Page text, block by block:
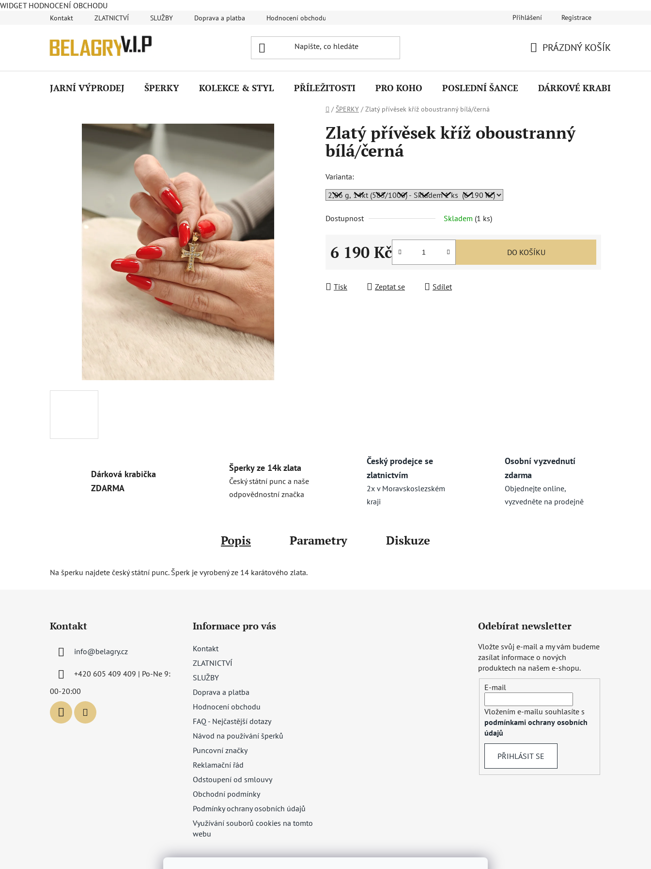
WIDGET HODNOCENÍ OBCHODU
Kontakt ZLATNICTVÍ SLUŽBY Doprava a platba Hodnocení obchodu Návod na používání šperků Puncovní značky
Přihlášení Registrace
KOŠÍK
PRÁZDNÝ KOŠÍK
JARNÍ VÝPRODEJ ŠPERKY KOLEKCE & STYL PŘÍLEŽITOSTI PRO KOHO POSLEDNÍ ŠANCE DÁRKOVÉ KRABIČKY
Domů
/ ŠPERKY / Zlatý přívěsek kříž oboustranný bílá/černá
Zlatý přívěsek kříž oboustranný
bílá/černá
Varianta:
Dostupnost Skladem (1 ks)
6 190 Kč DO KOŠÍKU
Tisk Zeptat se Sdílet
Dárková krabička
ZDARMA
Šperky ze 14k zlata
Český státní punc a naše
odpovědnostní značka
Český prodejce se
zlatnictvím
2x v Moravskoslezském
kraji
Osobní vyzvednutí
zdarma
Objednejte online,
vyzvedněte na prodejně
Popis Parametry Diskuze
Na šperku najdete český státní punc. Šperk je vyrobený ze 14 karátového zlata.
Kontakt
info@belagry.cz
+420 605 409 409 | Po-Ne 9:
00-20:00
Informace pro vás
Kontakt
ZLATNICTVÍ
SLUŽBY
Doprava a platba
Hodnocení obchodu
FAQ - Nejčastější dotazy
Návod na používání šperků
Puncovní značky
Reklamační řád
Odstoupení od smlouvy
Obchodní podmínky
Podmínky ochrany osobních údajů
Využívání souborů cookies na tomto
webu
Odebírat newsletter
Vložte svůj e-mail a my vám budeme
zasílat informace o nových
produktech na našem e-shopu.
E-mail
Vložením e-mailu souhlasíte s
podmínkami ochrany osobních
údajů
PŘIHLÁSIT SE